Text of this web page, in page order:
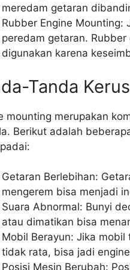
meredam getaran
Rubber Engine Mounting:
peredam getaran.
digunakan karena
Tanda
mounting merupakan
Berikut adalah
Getaran Berlebihan:
mengerem bisa menjadi
Suara Abnormal: Bunyi
atau dimatikan bisa
Mobil Berayun: Jika
tidak rata, bisa jadi
Posisi Mesin Berubah: